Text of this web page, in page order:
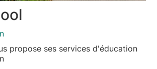
propose ses services d'éducation